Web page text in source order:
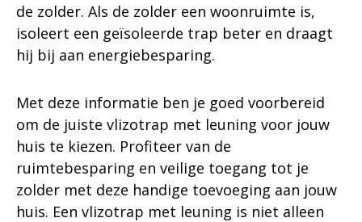
de zolder. Als de zolder een woonruimte is,
isoleert een geïsoleerde trap beter en draagt
hij bij aan energiebesparing.
Met deze informatie ben je goed voorbereid
om de juiste vlizotrap met leuning voor jouw
huis te kiezen. Profiteer van de
ruimtebesparing en veilige toegang tot je
zolder met deze handige toevoeging aan jouw
huis. Een vlizotrap met leuning is niet alleen